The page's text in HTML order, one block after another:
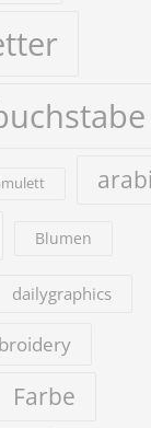
Blumen
dailygraphics
Farbe